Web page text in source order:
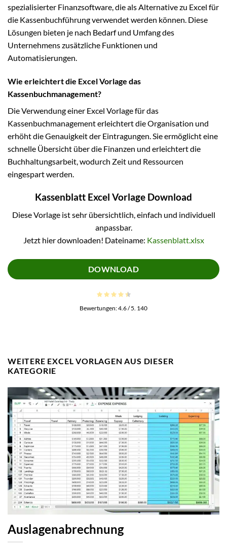
spezialisierter Finanzsoftware, die als Alternative zu Excel für
die Kassenbuchführung verwendet werden können. Diese
Lösungen bieten je nach Bedarf und Umfang des
Unternehmens zusätzliche Funktionen und
Automatisierungen.
Wie erleichtert die Excel Vorlage das
Kassenbuchmanagement?
Die Verwendung einer Excel Vorlage für das
Kassenbuchmanagement erleichtert die Organisation und
erhöht die Genauigkeit der Eintragungen. Sie ermöglicht eine
schnelle Übersicht über die Finanzen und erleichtert die
Buchhaltungsarbeit, wodurch Zeit und Ressourcen
eingespart werden.
Kassenblatt Excel Vorlage Download
Diese Vorlage ist sehr übersichtlich, einfach und individuell
anpassbar.
Jetzt hier downloaden! Dateiname: Kassenblatt.xlsx
DOWNLOAD
Bewertungen:4.6/ 5. 140
WEITERE EXCEL VORLAGEN AUS DIESER
KATEGORIE
Auslagenabrechnung